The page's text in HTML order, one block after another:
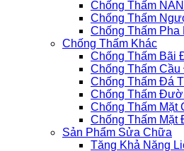
Chống Thấm
Chống Thấm
Chống Thấm Pha
Chống Thấm Khác
Chống Thấm Bãi
Chống Thấm
Chống Thấm Đá
Chống Thấm
Chống Thấm Mặt
Chống Thấm Mặt
Sản Phẩm Sửa Chữa
Tăng Khả Năng